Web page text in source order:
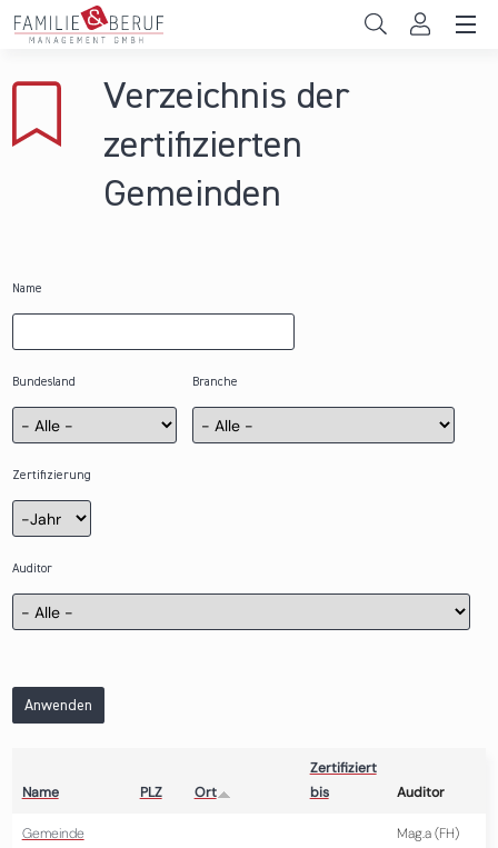
Direkt zum Inhalt
Gemeinden
Hochschulen
Verzeichnis der
zertifizierten
Gemeinden
Name
Bundesland Branche
Zertifizierung
Zertifizierung
Jahr
Auditor
Anwenden
Name PLZ Ort
Zertifiziert
bis
Auditor
Gemeinde
Mag.a (FH)